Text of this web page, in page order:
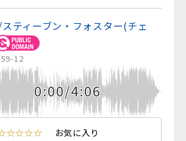
ティーブン・フォスター(チェ
12
0:00/4:06
お気に入り